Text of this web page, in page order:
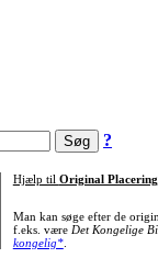
?
Hjælp til Original Placering
Man kan søge efter de
f.eks. være Det Kongelige
kongelig*.